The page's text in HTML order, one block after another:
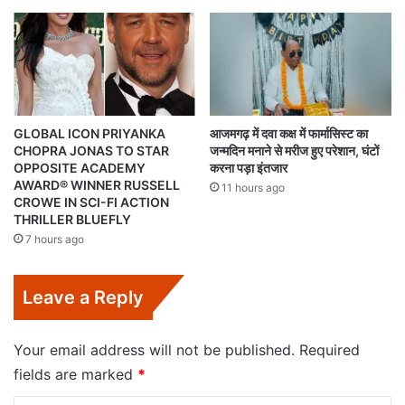
GLOBAL ICON PRIYANKA
CHOPRA JONAS TO STAR
OPPOSITE ACADEMY
AWARD® WINNER RUSSELL
CROWE IN SCI-FI ACTION
THRILLER BLUEFLY
7 hours ago
आजमगढ़ में दवा कक्ष में फार्मासिस्ट का
जन्मदिन मनाने से मरीज हुए परेशान, घंटों
करना पड़ा इंतजार
11 hours ago
Leave a Reply
Your email address will not be published. Required
fields are marked *